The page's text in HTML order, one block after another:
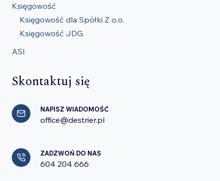
Księgowość
Księgowość dla Spółki Z o.o.
Księgowość JDG
ASI
Skontaktuj się
NAPISZ WIADOMOŚĆ
office@destrier.pl
ZADZWOŃ DO NAS
604 204 666